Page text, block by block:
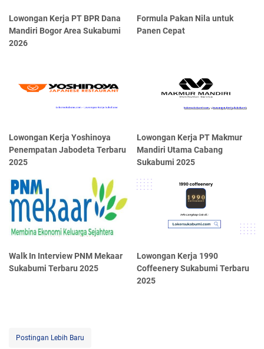
Lowongan Kerja PT BPR Dana
Mandiri Bogor Area Sukabumi
2026
Formula Pakan Nila untuk
Panen Cepat
Lowongan Kerja Yoshinoya
Penempatan Jabodeta Terbaru
2025
Lowongan Kerja PT Makmur
Mandiri Utama Cabang
Sukabumi 2025
Walk In Interview PNM Mekaar
Sukabumi Terbaru 2025
Lowongan Kerja 1990
Coffeenery Sukabumi Terbaru
2025
Postingan Lebih Baru